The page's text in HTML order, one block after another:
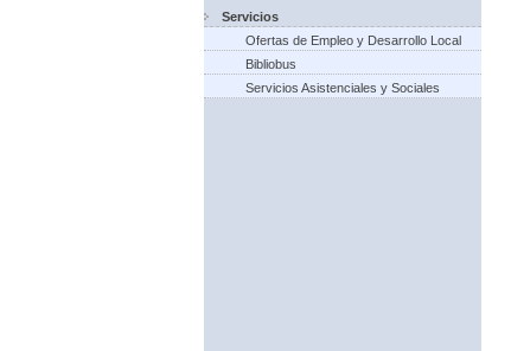
Servicios
Ofertas de Empleo y Desarrollo Local
Bibliobus
Servicios Asistenciales y Sociales